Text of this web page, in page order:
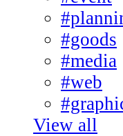
#goods
#media
#web
View all